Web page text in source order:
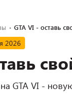
GTA VI - оставь
2026